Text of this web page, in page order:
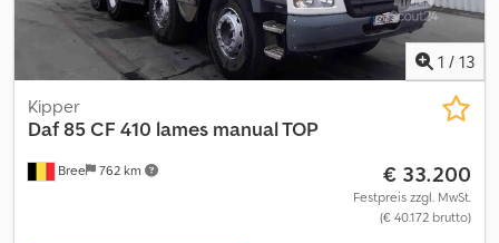
1 / 13
Bree 762 km
Kipper
Daf85 CF 410 lames manual TOP
€ 33.200
Festpreis zzgl. MwSt.
(€ 40.172 brutto)